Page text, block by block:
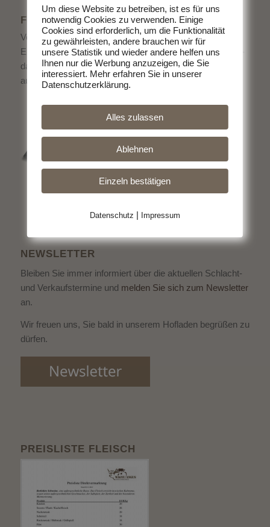
FLYER ALS DOWNLOAD
Von uns bekommen Sie köstliches Fleisch direkt vom
Erzeuger. Ohne schlechtes Gewissen Fleisch zu essen -
das geht. Entscheiden Sie sich für hochwertige Produkte
aus der Region.
NEWSLETTER
Bleiben Sie immer informiert über die aktuellen Schlacht-
und Verkaufstermine und melden Sie sich zum Newsletter
an.
Wir freuen uns, Sie bald in unserem Hofladen begrüßen zu
dürfen.
PREISLISTE FLEISCH
Um diese Website zu betreiben, ist es für uns
notwendig Cookies zu verwenden. Einige
Cookies sind erforderlich, um die Funktionalität
zu gewährleisten, andere brauchen wir für
unsere Statistik und wieder andere helfen uns
Ihnen nur die Werbung anzuzeigen, die Sie
interessiert. Mehr erfahren Sie in unserer
Datenschutzerklärung.
Alles zulassen
Ablehnen
Einzeln bestätigen
Datenschutz | Impressum